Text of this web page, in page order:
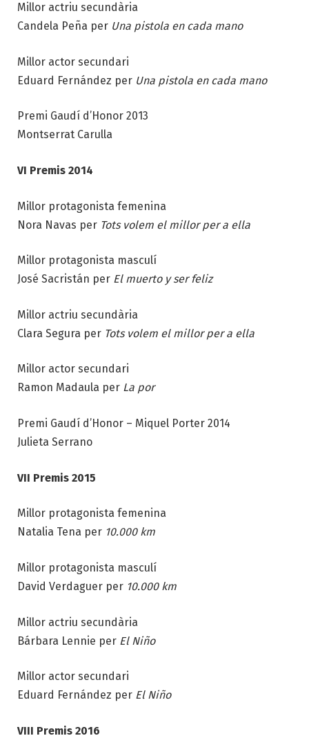
Millor actriu secundària
Candela Peña per Una pistola en cada mano
Millor actor secundari
Eduard Fernández per Una pistola en cada mano
Premi Gaudí d’Honor 2013
Montserrat Carulla
VI Premis 2014
Millor protagonista femenina
Nora Navas per Tots volem el millor per a ella
Millor protagonista masculí
José Sacristán per El muerto y ser feliz
Millor actriu secundària
Clara Segura per Tots volem el millor per a ella
Millor actor secundari
Ramon Madaula per La por
Premi Gaudí d’Honor – Miquel Porter 2014
Julieta Serrano
VII Premis 2015
Millor protagonista femenina
Natalia Tena per 10.000 km
Millor protagonista masculí
David Verdaguer per 10.000 km
Millor actriu secundària
Bárbara Lennie per El Niño
Millor actor secundari
Eduard Fernández per El Niño
VIII Premis 2016